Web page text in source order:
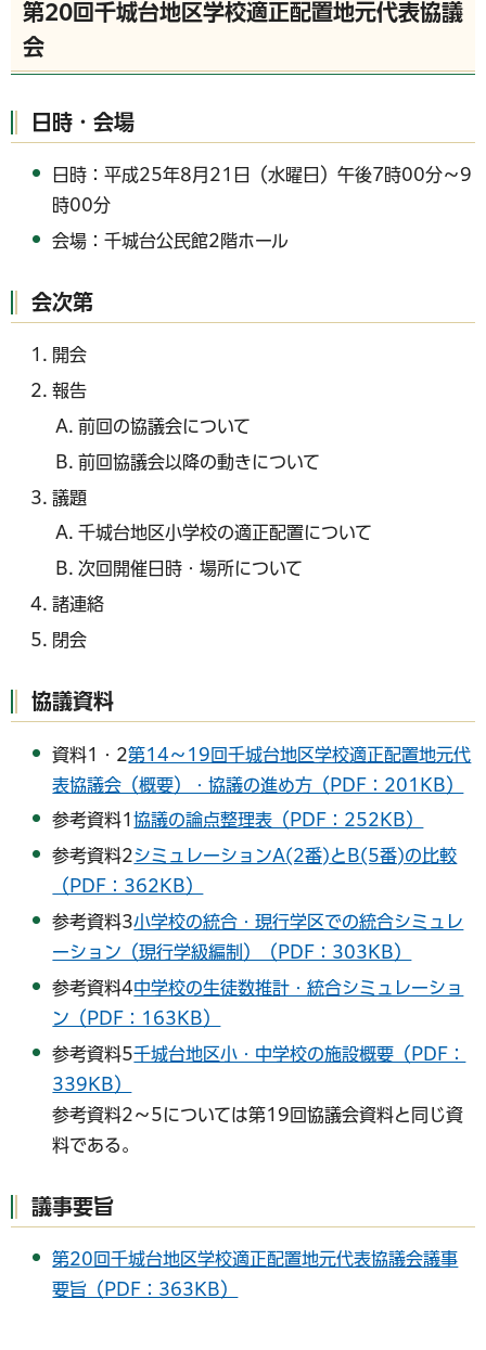
第20回千城台地区学校適正配置地元代表協議
会
日時・会場
日時：平成25年8月21日（水曜日）午後7時00分～9
時00分
会場：千城台公民館2階ホール
会次第
開会
報告
前回の協議会について
前回協議会以降の動きについて
議題
千城台地区小学校の適正配置について
次回開催日時・場所について
諸連絡
閉会
協議資料
資料1・2第14～19回千城台地区学校適正配置地元代
表協議会（概要）・協議の進め方（PDF：201KB）
参考資料1協議の論点整理表（PDF：252KB）
参考資料2シミュレーションA(2番)とB(5番)の比較
（PDF：362KB）
参考資料3小学校の統合・現行学区での統合シミュレ
ーション（現行学級編制）（PDF：303KB）
参考資料4中学校の生徒数推計・統合シミュレーショ
ン（PDF：163KB）
参考資料5千城台地区小・中学校の施設概要（PDF：
339KB）
参考資料2～5については第19回協議会資料と同じ資
料である。
議事要旨
第20回千城台地区学校適正配置地元代表協議会議事
要旨（PDF：363KB）